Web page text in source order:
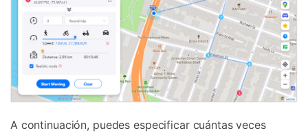
A continuación, puedes especificar cuántas veces